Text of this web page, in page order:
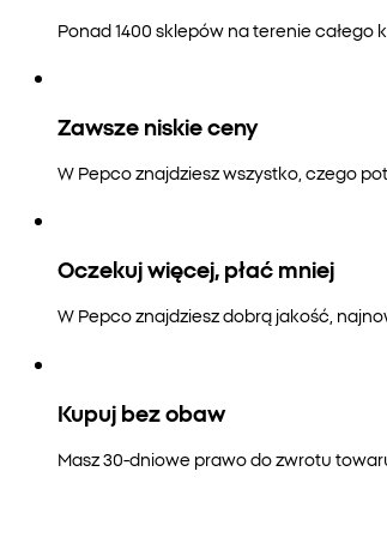
Ponad 1400 sklepów na terenie całego
Zawsze niskie ceny
W Pepco znajdziesz wszystko, czego
Oczekuj więcej, płać mniej
W Pepco znajdziesz dobrą jakość,
Kupuj bez obaw
Masz 30-dniowe prawo do zwrotu